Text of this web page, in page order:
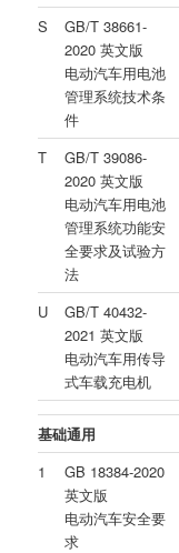
S
GB/T 38661-
2020 英文版
电动汽车用电池
管理系统技术条
件
T
GB/T 39086-
2020 英文版
电动汽车用电池
管理系统功能安
全要求及试验方
法
U
GB/T 40432-
2021 英文版
电动汽车用传导
式车载充电机
基础通用
1
GB 18384-2020
英文版
电动汽车安全要
求